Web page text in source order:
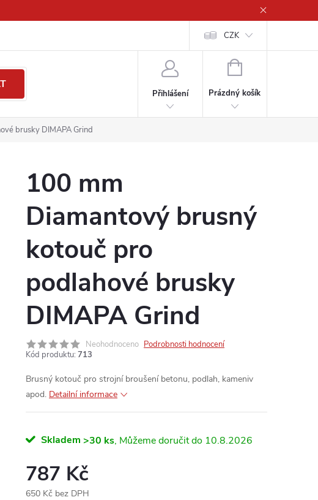
CZK
Přihlášení
NÁKUPNÍ
Prázdný košík
brusky DIMAPA Grind
100 mm
Diamantový brusný
kotouč pro
podlahové brusky
DIMAPA Grind
Neohodnoceno Podrobnosti hodnocení
Kód produktu: 713
Brusný kotouč pro strojní broušení betonu, podlah, kameniv
apod. Detailní informace
Skladem >30 ks 10.8.2026
787 Kč
650 Kč bez DPH